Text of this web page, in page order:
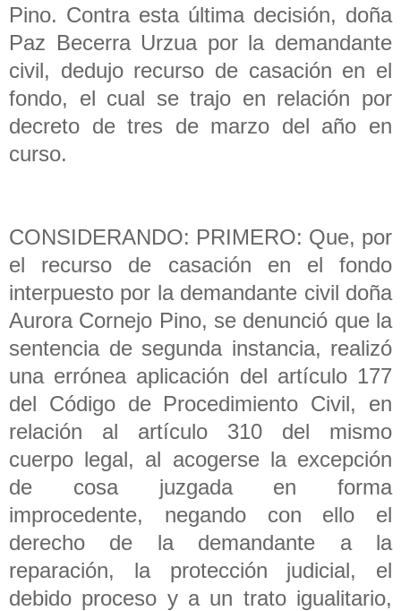
Pino. Contra esta última decisión, doña
Paz Becerra Urzua por la demandante
civil, dedujo recurso de casación en el
fondo, el cual se trajo en relación por
decreto de tres de marzo del año en
curso.
CONSIDERANDO: PRIMERO: Que, por
el recurso de casación en el fondo
interpuesto por la demandante civil doña
Aurora Cornejo Pino, se denunció que la
sentencia de segunda instancia, realizó
una errónea aplicación del artículo 177
del Código de Procedimiento Civil, en
relación al artículo 310 del mismo
cuerpo legal, al acogerse la excepción
de cosa juzgada en forma
improcedente, negando con ello el
derecho de la demandante a la
reparación, la protección judicial, el
debido proceso y a un trato igualitario,